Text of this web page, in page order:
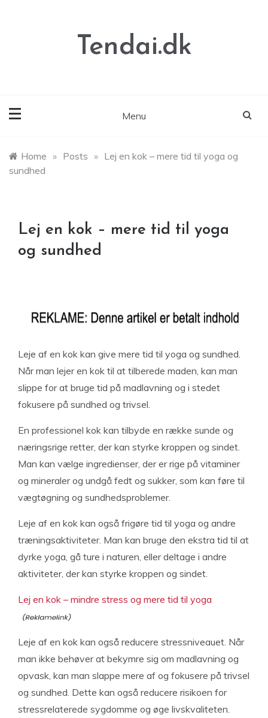
Tendai.dk
Menu
Home » Posts » Lej en kok – mere tid til yoga og
sundhed
Lej en kok – mere tid til yoga
og sundhed
Leje af en kok kan give mere tid til yoga og sundhed.
Når man lejer en kok til at tilberede maden, kan man
slippe for at bruge tid på madlavning og i stedet
fokusere på sundhed og trivsel.
En professionel kok kan tilbyde en række sunde og
næringsrige retter, der kan styrke kroppen og sindet.
Man kan vælge ingredienser, der er rige på vitaminer
og mineraler og undgå fedt og sukker, som kan føre til
vægtøgning og sundhedsproblemer.
Leje af en kok kan også frigøre tid til yoga og andre
træningsaktiviteter. Man kan bruge den ekstra tid til at
dyrke yoga, gå ture i naturen, eller deltage i andre
aktiviteter, der kan styrke kroppen og sindet.
Lej en kok – mindre stress og mere tid til yoga
Leje af en kok kan også reducere stressniveauet. Når
man ikke behøver at bekymre sig om madlavning og
opvask, kan man slappe mere af og fokusere på trivsel
og sundhed. Dette kan også reducere risikoen for
stressrelaterede sygdomme og øge livskvaliteten.